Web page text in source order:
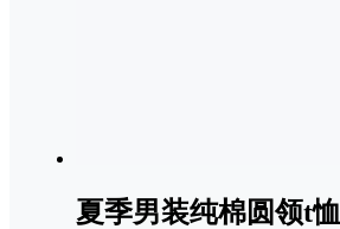
夏季男装纯棉圆领t